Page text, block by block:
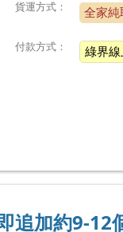
貨運方式： 全家純
付款方式： 綠界
追加約9-